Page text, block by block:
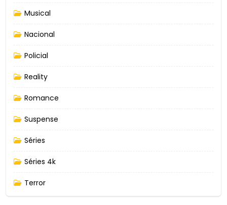
Musical
Nacional
Policial
Reality
Romance
Suspense
Séries
Séries 4k
Terror